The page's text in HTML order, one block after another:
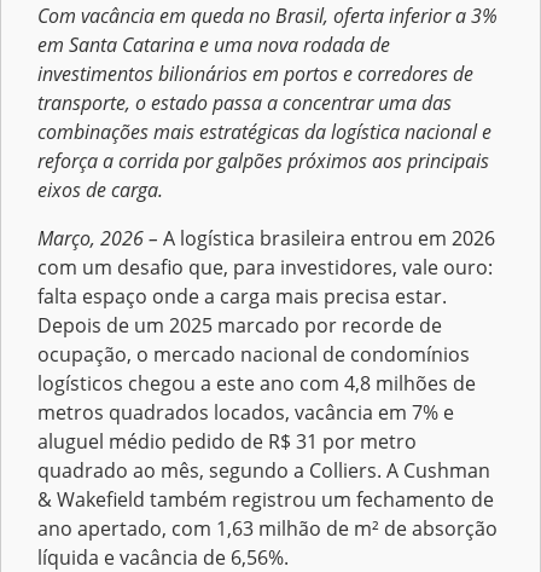
Com vacância em queda no Brasil, oferta inferior a 3%
em Santa Catarina e uma nova rodada de
investimentos bilionários em portos e corredores de
transporte, o estado passa a concentrar uma das
combinações mais estratégicas da logística nacional e
reforça a corrida por galpões próximos aos principais
eixos de carga.
Março, 2026 – A logística brasileira entrou em 2026
com um desafio que, para investidores, vale ouro:
falta espaço onde a carga mais precisa estar.
Depois de um 2025 marcado por recorde de
ocupação, o mercado nacional de condomínios
logísticos chegou a este ano com 4,8 milhões de
metros quadrados locados, vacância em 7% e
aluguel médio pedido de R$ 31 por metro
quadrado ao mês, segundo a Colliers. A Cushman
& Wakefield também registrou um fechamento de
ano apertado, com 1,63 milhão de m² de absorção
líquida e vacância de 6,56%.